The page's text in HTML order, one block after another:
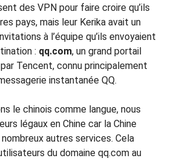
des VPN pour faire croire qu’ils
pays, mais leur Kerika avait un
à l’équipe qu’ils envoyaient
: qq.com, un grand portail
Tencent, connu principalement
instantanée QQ.
le chinois comme langue, nous
légaux en Chine car la Chine
autres services. Cela
du domaine qq.com au